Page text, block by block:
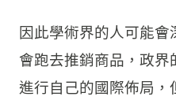
因此學術界的人可能
會跑去推銷商品，政界
進行自己的國際佈局，